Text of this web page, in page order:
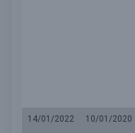
14/01/2022 10/01/2020